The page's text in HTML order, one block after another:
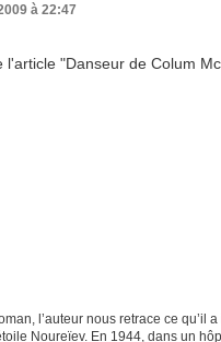
à 22:47
l’auteur nous retrace ce qu’il
Noureïev. En 1944, dans un